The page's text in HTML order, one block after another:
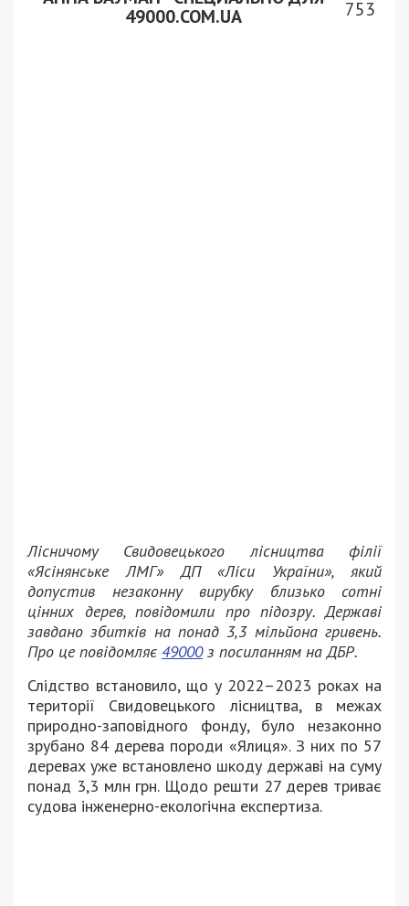
49000.COM.UA
753
Лісничому Свидовецького лісництва філії
«Ясінянське ЛМГ» ДП «Ліси України», який
допустив незаконну вирубку близько сотні
цінних дерев, повідомили про підозру. Державі
завдано збитків на понад 3,3 мільйона гривень.
Про це повідомляє 49000з посиланням на ДБР.
Слідство встановило, що у 2022–2023 роках на
території Свидовецького лісництва, в межах
природно-заповідного фонду, було незаконно
зрубано 84 дерева породи «Ялиця». З них по 57
деревах уже встановлено шкоду державі на суму
понад 3,3 млн грн. Щодо решти 27 дерев триває
судова інженерно-екологічна експертиза.